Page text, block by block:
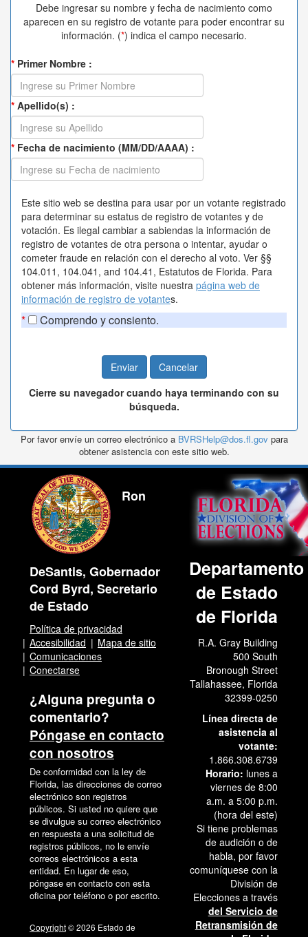
Debe ingresar su nombre y fecha de nacimiento como
aparecen en su registro de votante para poder encontrar su
información. (*) indica el campo necesario.
* Primer Nombre :
* Apellido(s) :
* Fecha de nacimiento (MM/DD/AAAA) :
Este sitio web se destina para usar por un votante registrado
para determinar su estatus de registro de votantes y de
votación. Es ilegal cambiar a sabiendas la información de
registro de votantes de otra persona o intentar, ayudar o
cometer fraude en relación con el derecho al voto. Ver §§
104.011, 104.041, and 104.41, Estatutos de Florida. Para
obtener más información, visite nuestra página web de
información de registro de votantes.
* Comprendo y consiento.
Cierre su navegador cuando haya terminando con su
búsqueda.
Por favor envíe un correo electrónico a BVRSHelp@dos.fl.govpara
obtener asistencia con este sitio web.
Ron
DeSantis, Gobernador
Cord Byrd, Secretario
de Estado
Política de privacidad
Accesibilidad
Mapa de sitio
Comunicaciones
Conectarse
¿Alguna pregunta o
comentario?
Póngase en contacto
con nosotros
De conformidad con la ley de
Florida, las direcciones de correo
electrónico son registros
públicos. Si usted no quiere que
se divulgue su correo electrónico
en respuesta a una solicitud de
registros públicos, no le envíe
correos electrónicos a esta
entidad. En lugar de eso,
póngase en contacto con esta
oficina por teléfono o por escrito.
Copyright© 2026 Estado de
Departamento
de Estado
de Florida
R.A. Gray Building
500 South
Bronough Street
Tallahassee, Florida
32399-0250
Línea directa de
asistencia al
votante:
1.866.308.6739
Horario: lunes a
viernes de 8:00
a.m. a 5:00 p.m.
(hora del este)
Si tiene problemas
de audición o de
habla, por favor
comuníquese con la
División de
Elecciones a través
del Servicio de
Retransmisión de